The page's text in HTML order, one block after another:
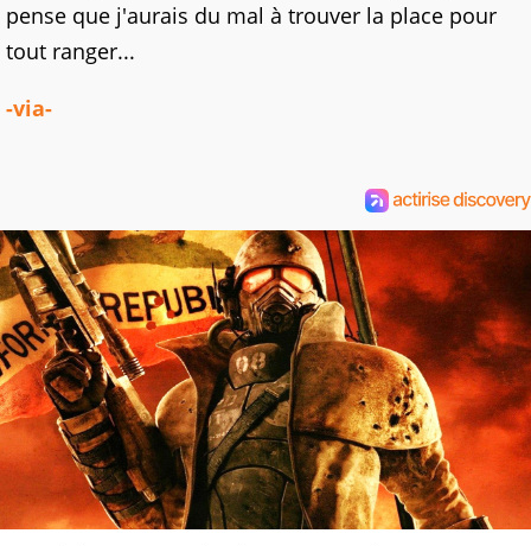
pense que j'aurais du mal à trouver la place pour
tout ranger...
-via-